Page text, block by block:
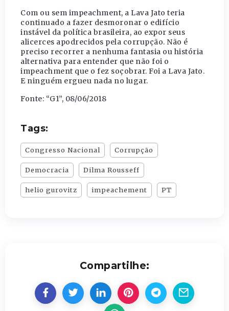
Com ou sem impeachment, a Lava Jato teria
continuado a fazer desmoronar o edifício
instável da política brasileira, ao expor seus
alicerces apodrecidos pela corrupção. Não é
preciso recorrer a nenhuma fantasia ou história
alternativa para entender que não foi o
impeachment que o fez soçobrar. Foi a Lava Jato.
E ninguém ergueu nada no lugar.
Fonte: “G1”, 08/06/2018
Tags:
Congresso Nacional Corrupção
Democracia Dilma Rousseff
helio gurovitz impeachement PT
Compartilhe: